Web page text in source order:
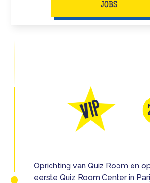
JOBS
Oprichting van Quiz Room en
eerste Quiz Room Center in